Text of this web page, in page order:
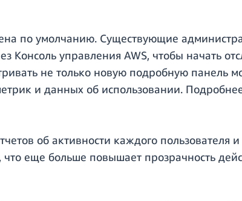
по умолчанию. Существующие
Консоль управления AWS, чтобы начать
не только новую подробную панель
и данных об использовании.
об активности каждого пользователя и
еще больше повышает прозрачность